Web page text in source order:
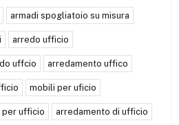
armadi spogliatoio su misura
arredo ufficio
uffcio arredamento uffico
mobili per uficio
per ufficio arredamento di ufficio